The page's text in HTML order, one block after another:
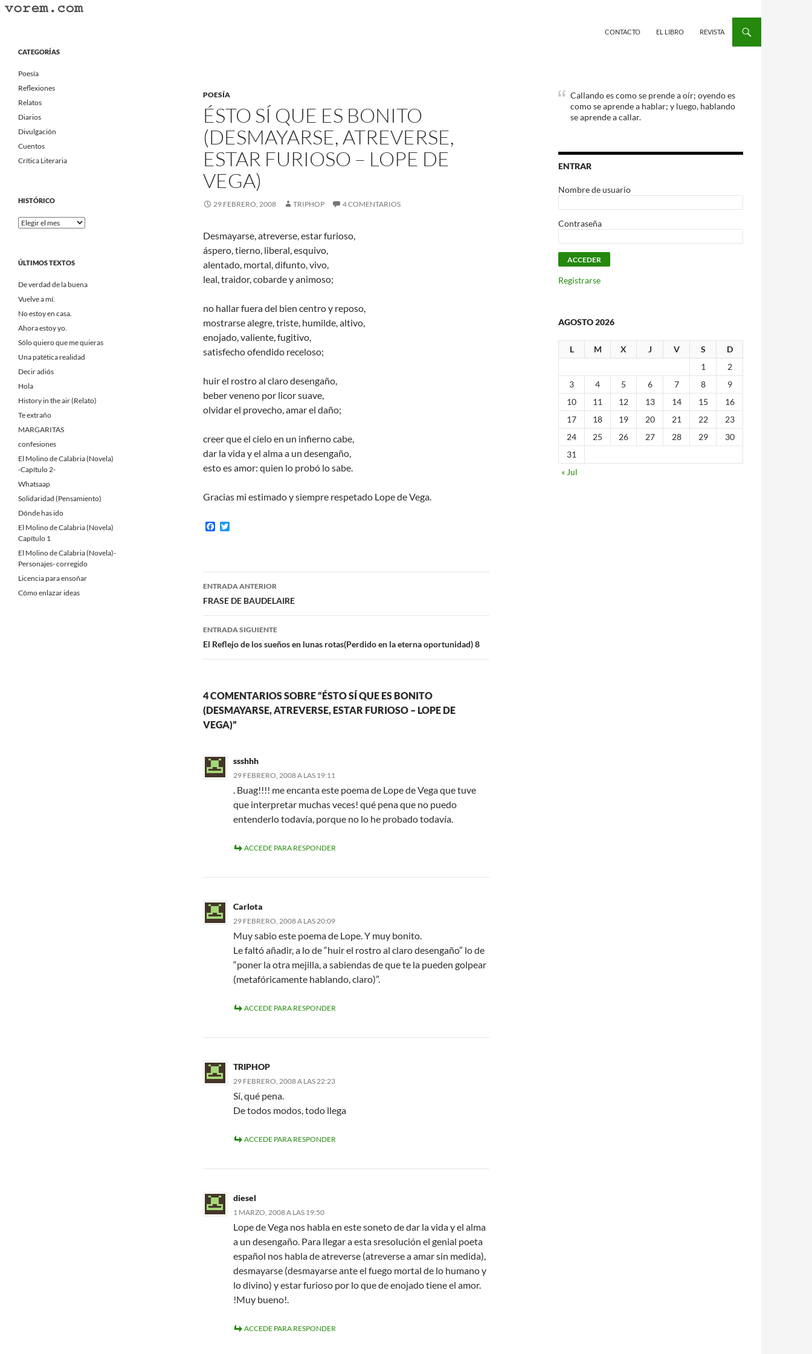
Saltar
CONTACTO EL LIBRO REVISTA
POESÍA
ÉSTO SÍ QUE ES BONITO
(DESMAYARSE, ATREVERSE,
ESTAR FURIOSO – LOPE DE
VEGA)
29 FEBRERO, 2008 TRIPHOP 4 COMENTARIOS
Desmayarse, atreverse, estar furioso,
áspero, tierno, liberal, esquivo,
alentado, mortal, difunto, vivo,
leal, traidor, cobarde y animoso;
no hallar fuera del bien centro y reposo,
mostrarse alegre, triste, humilde, altivo,
enojado, valiente, fugitivo,
satisfecho ofendido receloso;
huir el rostro al claro desengaño,
beber veneno por licor suave,
olvidar el provecho, amar el daño;
creer que el cielo en un infierno cabe,
dar la vida y el alma a un desengaño,
esto es amor: quien lo probó lo sabe.
Gracias mi estimado y siempre respetado Lope de Vega.
F
o
o
e
r
Navegación
de
entradas
ENTRADA ANTERIOR
FRASE DE BAUDELAIRE
ENTRADA SIGUIENTE
El Reflejo de los sueños en lunas rotas(Perdido en la eterna oportunidad) 8
4 COMENTARIOS SOBRE “ÉSTO SÍ QUE ES BONITO
(DESMAYARSE, ATREVERSE, ESTAR FURIOSO – LOPE DE
VEGA)”
ssshhh
29 FEBRERO, 2008 A LAS 19:11
. Buag!!!! me encanta este poema de Lope de Vega que tuve
que interpretar muchas veces! qué pena que no puedo
entenderlo todavía, porque no lo he probado todavía.
ACCEDE PARA RESPONDER
Carlota
29 FEBRERO, 2008 A LAS 20:09
Muy sabio este poema de Lope. Y muy bonito.
Le faltó añadir, a lo de “huir el rostro al claro desengaño” lo de
“poner la otra mejilla, a sabiendas de que te la pueden golpear
(metafóricamente hablando, claro)”.
ACCEDE PARA RESPONDER
TRIPHOP
29 FEBRERO, 2008 A LAS 22:23
Sí, qué pena.
De todos modos, todo llega
ACCEDE PARA RESPONDER
diesel
1 MARZO, 2008 A LAS 19:50
Lope de Vega nos habla en este soneto de dar la vida y el alma
a un desengaño. Para llegar a esta sresolución el genial poeta
español nos habla de atreverse (atreverse a amar sin medida),
desmayarse (desmayarse ante el fuego mortal de lo humano y
lo divino) y estar furioso por lo que de enojado tiene el amor.
!Muy bueno!.
ACCEDE PARA RESPONDER
Callando es como se prende a oír; oyendo es
como se aprende a hablar; y luego, hablando
se aprende a callar.
ENTRAR
Nombre de usuario
Contraseña
Registrarse
AGOSTO 2026
L M X J V S
D
1
2
3
4 5 6 7 8
9
10
11 12 13 14 15
16
17
18 19 20 21 22
23
24
25 26 27 28 29
30
31
« Jul
Portal Literario Independiente
CATEGORÍAS
Poesía
Reflexiones
Relatos
Diarios
Divulgación
Cuentos
Crítica Literaria
HISTÓRICO
Histórico
ÚLTIMOS TEXTOS
De verdad de la buena
Vuelve a mí.
No estoy en casa.
Ahora estoy yo.
Sólo quiero que me quieras
Una patética realidad
Decir adiós
Hola
History in the air (Relato)
Te extraño
MARGARITAS
confesiones
El Molino de Calabria (Novela)
-Capítulo 2-
Whatsaap
Solidaridad (Pensamiento)
Dónde has ido
El Molino de Calabria (Novela)
Capítulo 1
El Molino de Calabria (Novela)-
Personajes- corregido
Licencia para ensoñar
Cómo enlazar ideas